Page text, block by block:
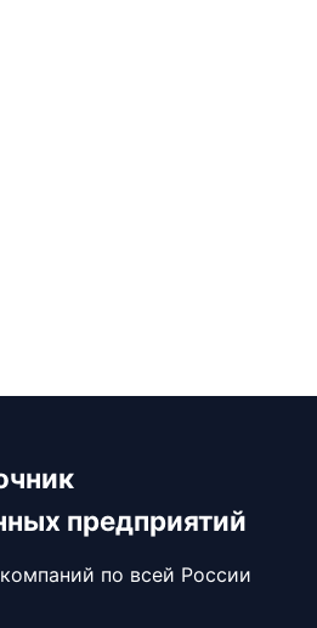
предприятий
по всей России